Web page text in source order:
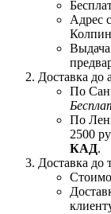
Адрес
Выдача
Доставка до
По
По
2500
КАД.
Доставка до